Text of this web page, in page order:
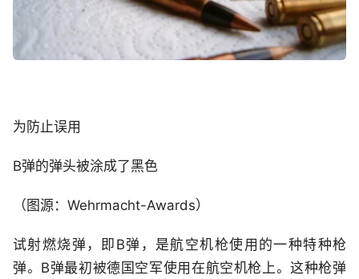
为防止误用
B弹的弹头被涂成了黑色
（图源：Wehrmacht-Awards）
试射燃烧弹，即B弹，是航空机枪使用的一种特种枪
弹。B弹最初被德国空军使用在航空机枪上。这种枪弹